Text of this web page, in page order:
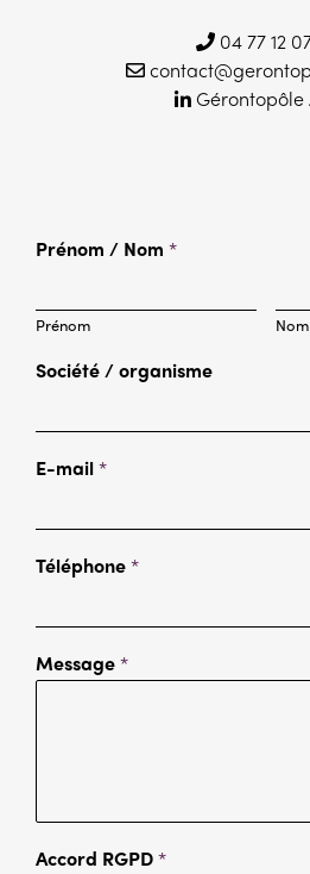
04 77 12
Gérontopôle
Prénom / Nom *
Prénom Nom
Société / organisme
E-mail*
Téléphone*
Message*
Accord RGPD*